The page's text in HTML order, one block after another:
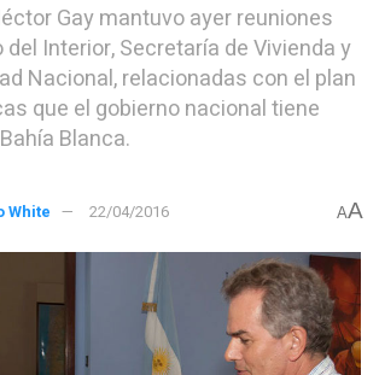
Gay mantuvo ayer reuniones
Interior, Secretaría de Vivienda y
Nacional, relacionadas con el plan
que el gobierno nacional tiene
Blanca.
White 22/04/2016 AA